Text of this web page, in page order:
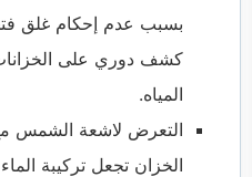
بسبب عدم إحكام غلق
كشف دوري على
المياه.
التعرض لاشعة الشمس
الخزان تجعل تركيبة